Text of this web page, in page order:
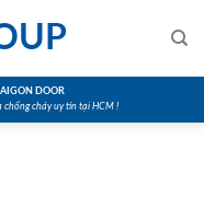
DOOR
chống cháy uy tín tại HCM !